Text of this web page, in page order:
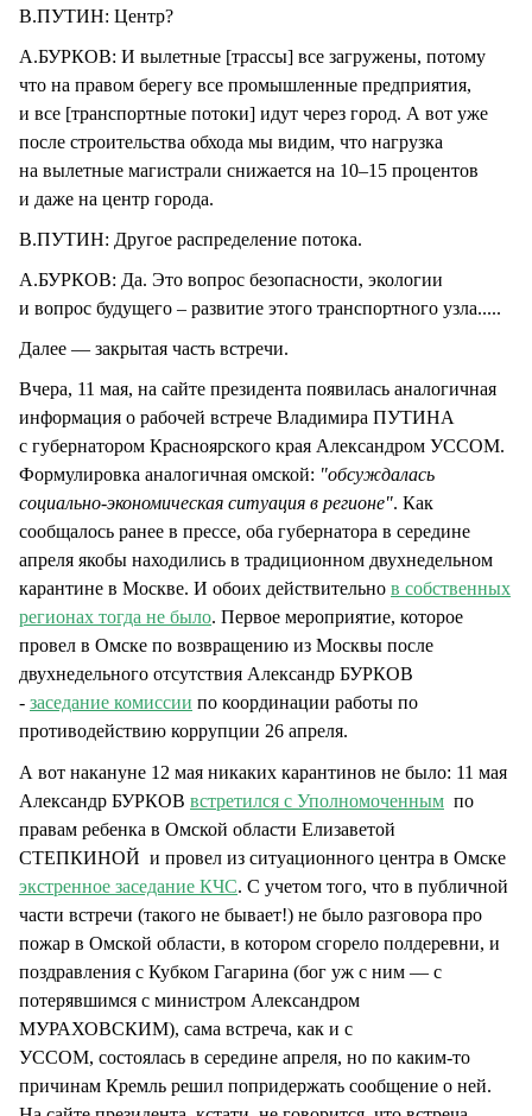
В.ПУТИН: Центр?
А.БУРКОВ: И вылетные [трассы] все загружены, потому
что на правом берегу все промышленные предприятия,
и все [транспортные потоки] идут через город. А вот уже
после строительства обхода мы видим, что нагрузка
на вылетные магистрали снижается на 10–15 процентов
и даже на центр города.
В.ПУТИН: Другое распределение потока.
А.БУРКОВ: Да. Это вопрос безопасности, экологии
и вопрос будущего – развитие этого транспортного узла.....
Далее — закрытая часть встречи.
Вчера, 11 мая, на сайте президента появилась аналогичная
информация о рабочей встрече Владимира ПУТИНА
с губернатором Красноярского края Александром УССОМ.
Формулировка аналогичная омской: "обсуждалась
социально-экономическая ситуация в регионе". Как
сообщалось ранее в прессе, оба губернатора в середине
апреля якобы находились в традиционном двухнедельном
карантине в Москве. И обоих действительно в собственных
регионах тогда не было. Первое мероприятие, которое
провел в Омске по возвращению из Москвы после
двухнедельного отсутствия Александр БУРКОВ
- заседание комиссии по координации работы по
противодействию коррупции 26 апреля.
А вот накануне 12 мая никаких карантинов не было: 11 мая
Александр БУРКОВ встретился с Уполномоченным по
правам ребенка в Омской области Елизаветой
СТЕПКИНОЙ и провел из ситуационного центра в Омске
экстренное заседание КЧС. С учетом того, что в публичной
части встречи (такого не бывает!) не было разговора про
пожар в Омской области, в котором сгорело полдеревни, и
поздравления с Кубком Гагарина (бог уж с ним — с
потерявшимся с министром Александром
МУРАХОВСКИМ), сама встреча, как и с
УССОМ, состоялась в середине апреля, но по каким-то
причинам Кремль решил попридержать сообщение о ней.